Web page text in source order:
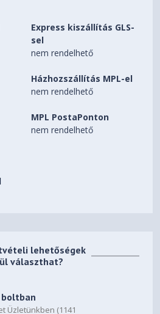
Express kiszállítás GLS-
sel
nem rendelhető
Házhozszállítás MPL-el
nem rendelhető
MPL PostaPonton
nem rendelhető
lehetőségek
választhat?
Üzletünkben (1141